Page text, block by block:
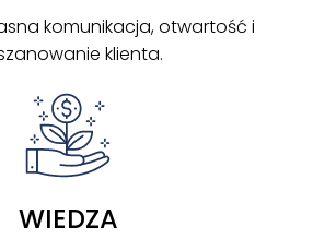
komunikacja, otwartość i
klienta.
WIEDZA